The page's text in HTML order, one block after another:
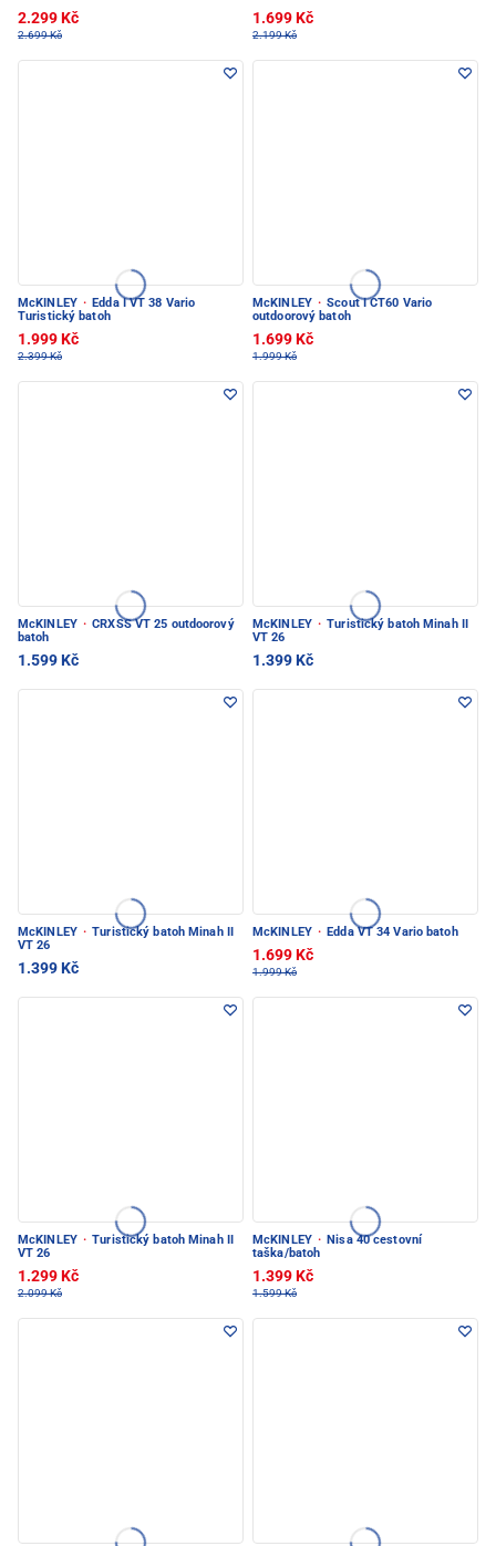
2.299 Kč
2.699 Kč
1.699 Kč
2.199 Kč
McKINLEY · Edda I VT 38 Vario
Turistický batoh
1.999 Kč
2.399 Kč
McKINLEY · Scout I CT60 Vario
outdoorový batoh
1.699 Kč
1.999 Kč
McKINLEY · CRXSS VT 25 outdoorový
batoh
1.599 Kč
McKINLEY · Turistický batoh Minah II
VT 26
1.399 Kč
McKINLEY · Turistický batoh Minah II
VT 26
1.399 Kč
McKINLEY · Edda VT 34 Vario batoh
1.699 Kč
1.999 Kč
McKINLEY · Turistický batoh Minah II
VT 26
1.299 Kč
2.099 Kč
McKINLEY · Nisa 40 cestovní
taška/batoh
1.399 Kč
1.599 Kč